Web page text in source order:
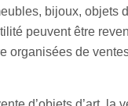
bijoux, objets
peuvent être
organisées de